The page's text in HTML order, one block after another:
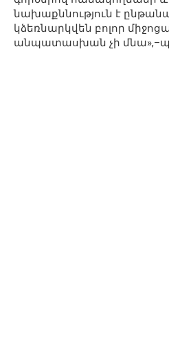
նախաքննություն է
կձեռնարկվեն բոլոր
անպատասխան չի